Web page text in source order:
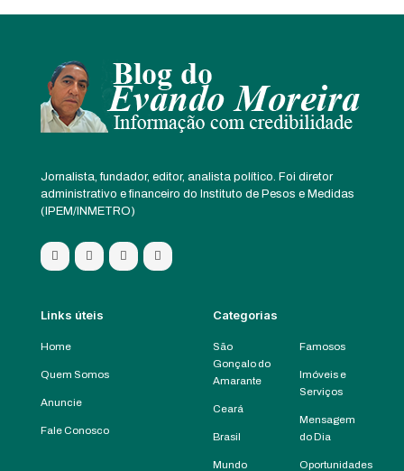
Jornalista, fundador, editor, analista político. Foi diretor
administrativo e financeiro do Instituto de Pesos e Medidas
(IPEM/INMETRO)
Links úteis
Home
Quem Somos
Anuncie
Fale Conosco
Categorias
São
Gonçalo do
Amarante
Ceará
Brasil
Mundo
Famosos
Imóveis e
Serviços
Mensagem
do Dia
Oportunidades